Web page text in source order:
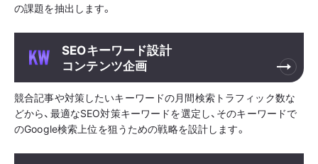
の課題を抽出します。
SEOキーワード設計
コンテンツ企画
競合記事や対策したいキーワードの月間検索トラフィック数な
どから、最適なSEO対策キーワードを選定し、そのキーワードで
のGoogle検索上位を狙うための戦略を設計します。